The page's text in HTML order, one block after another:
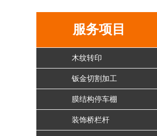
服务项目
木纹转印
钣金切割加工
膜结构停车棚
装饰桥栏杆